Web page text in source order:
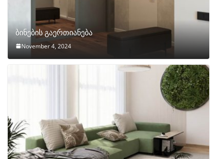
ბინების გაერთიანება
November 4, 2024